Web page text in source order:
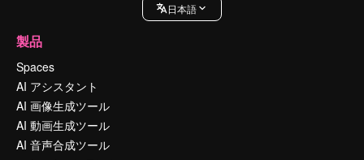
日本語
製品
Spaces
AI アシスタント
AI 画像生成ツール
AI 動画生成ツール
AI 音声合成ツール